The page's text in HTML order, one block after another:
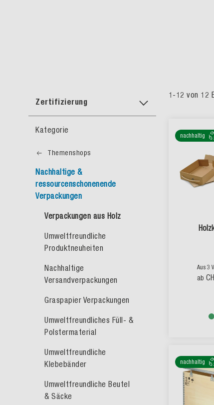
1 -12 von 12
nachhaltig
Aus 3
ab
nachhaltig
Kategorie
Themenshops
Nachhaltige &
ressourcenschonenende
Verpackungen
Umweltfreundliche
Produktneuheiten
Nachhaltige
Versandverpackungen
Graspapier Verpackungen
Umweltfreundliches Füll- &
Polstermaterial
Umweltfreundliche
Klebebänder
Umweltfreundliche Beutel
& Säcke
Verpackungen aus Holz
Zertifizierung